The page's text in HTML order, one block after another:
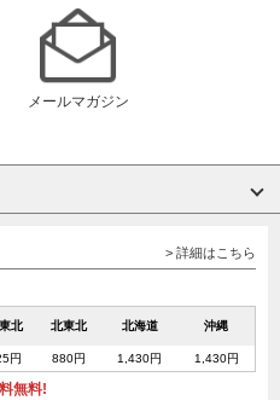
メールマガジン
> 詳細はこちら
北 北東北 北海道 沖縄
円 880円 1,430円 1,430円
無料!